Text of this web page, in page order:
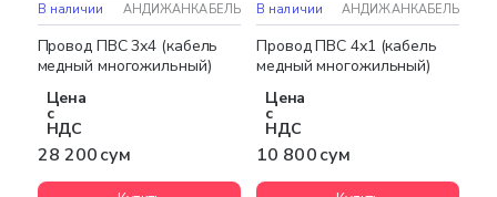
Бестселлер
В наличии АНДИЖАНКАБЕЛЬ
Провод ПВС 3х4 (кабель
медный многожильный)
Цена
с
НДС
28 200 сум
В наличии АНДИЖАНКАБЕЛЬ
Провод ПВС 4х1 (кабель
медный многожильный)
Цена
с
НДС
10 800 сум